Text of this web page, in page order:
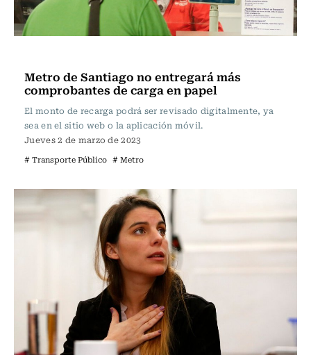
Metro de Santiago no entregará más
comprobantes de carga en papel
El monto de recarga podrá ser revisado digitalmente, ya
sea en el sitio web o la aplicación móvil.
Jueves 2 de marzo de 2023
# Transporte Público # Metro